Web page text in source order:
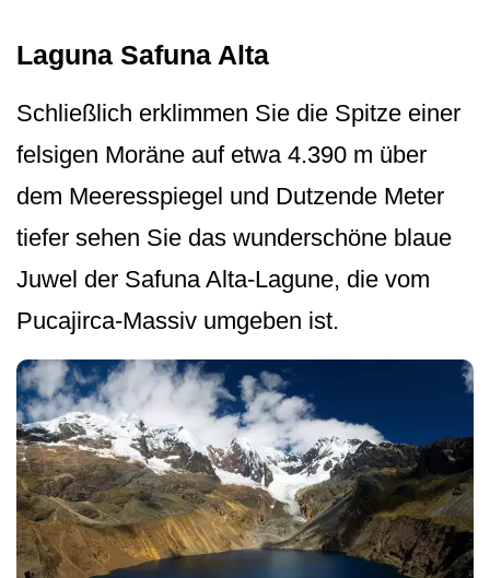
Laguna Safuna Alta
Schließlich erklimmen Sie die Spitze einer
felsigen Moräne auf etwa 4.390 m über
dem Meeresspiegel und Dutzende Meter
tiefer sehen Sie das wunderschöne blaue
Juwel der Safuna Alta-Lagune, die vom
Pucajirca-Massiv umgeben ist.